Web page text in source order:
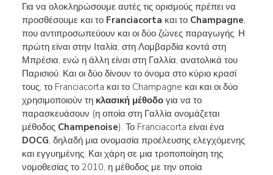
Για να ολοκληρώσουμε αυτές τις ορισμούς πρέπει να
προσθέσουμε και το Franciacorta και το Champagne,
που αντιπροσωπεύουν και οι δύο ζώνες παραγωγής. Η
πρώτη είναι στην Ιταλία, στη Λομβαρδία κοντά στη
Μπρέσια, ενώ η άλλη είναι στη Γαλλία, ανατολικά του
Παρισιού. Και οι δύο δίνουν το όνομα στο κύριο κρασί
τους, το Franciacorta και το Champagne και και οι δύο
χρησιμοποιούν τη κλασική μέθοδογια να το
παρασκευάσουν (η οποία στη Γαλλία ονομάζεται
μέθοδος Champenoise). Το Franciacorta είναι ένα
DOCG, δηλαδή μια ονομασία προέλευσης ελεγχόμενης
και εγγυημένης. Και χάρη σε μια τροποποίηση της
νομοθεσίας το 2010, η μέθοδος με την οποία